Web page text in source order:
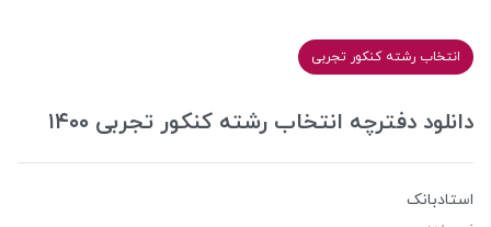
انتخاب رشته کنکور تجربی
دانلود دفترچه انتخاب رشته کنکور تجربی ۱۴۰۰
استادبانک